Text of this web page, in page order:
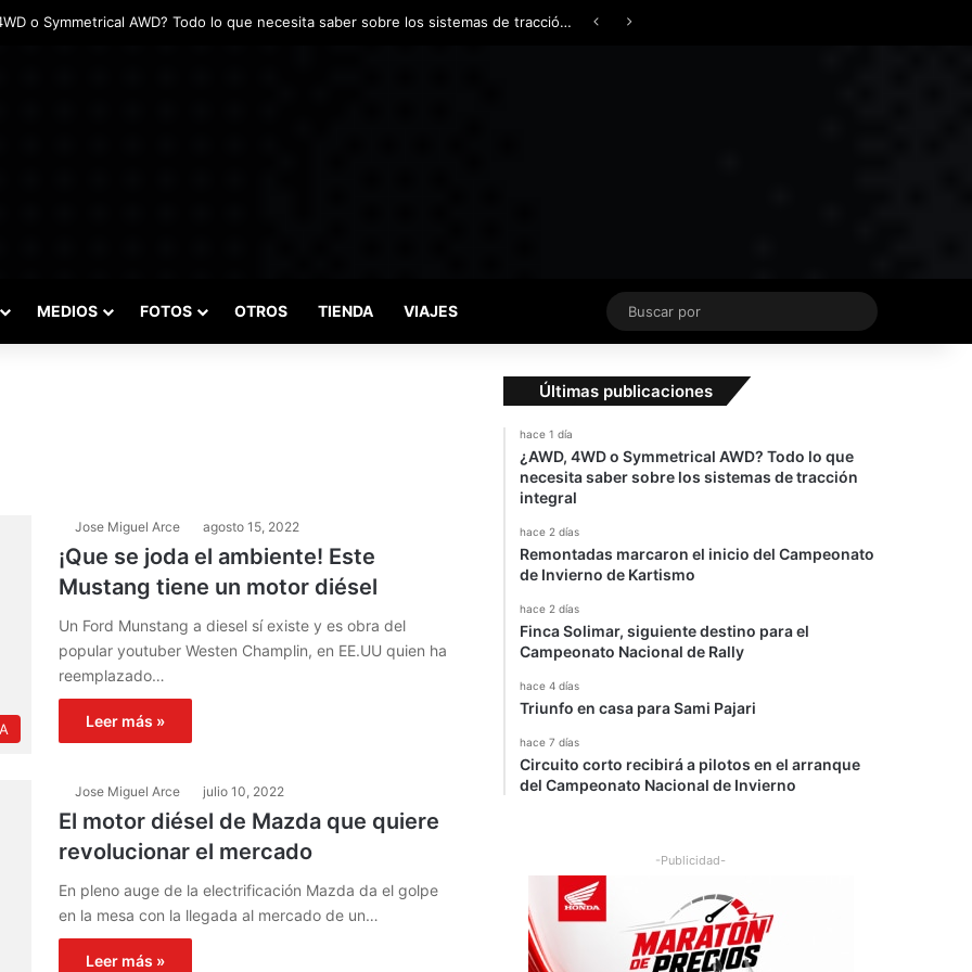
marcaron el inicio del Campeonato de Invierno de Kartismo
MEDIOS FOTOS OTROS TIENDA VIAJES
Buscar
por
Jose Miguel Arce agosto 15, 2022
¡Que se joda el ambiente! Este
Mustang tiene un motor diésel
Un Ford Munstang a diesel sí existe y es obra del
popular youtuber Westen Champlin, en EE.UU quien ha
reemplazado…
Leer más »
Jose Miguel Arce julio 10, 2022
El motor diésel de Mazda que quiere
revolucionar el mercado
En pleno auge de la electrificación Mazda da el golpe
en la mesa con la llegada al mercado de un…
Leer más »
Últimas publicaciones
hace 1 día
¿AWD, 4WD o Symmetrical AWD? Todo lo que
necesita saber sobre los sistemas de tracción
integral
hace 2 días
Remontadas marcaron el inicio del Campeonato
de Invierno de Kartismo
hace 2 días
Finca Solimar, siguiente destino para el
Campeonato Nacional de Rally
hace 4 días
Triunfo en casa para Sami Pajari
hace 7 días
Circuito corto recibirá a pilotos en el arranque
del Campeonato Nacional de Invierno
-Publicidad-